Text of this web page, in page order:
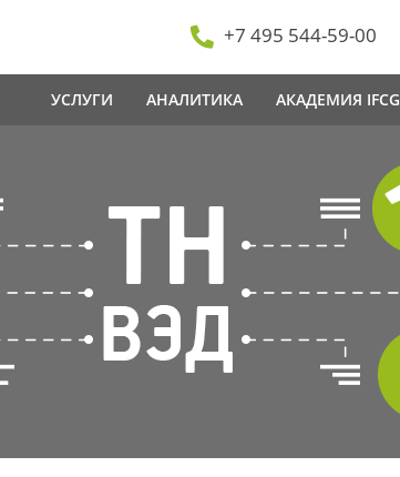
+7 495 544-59-00
УСЛУГИ АНАЛИТИКА АКАДЕМИЯ IFCG